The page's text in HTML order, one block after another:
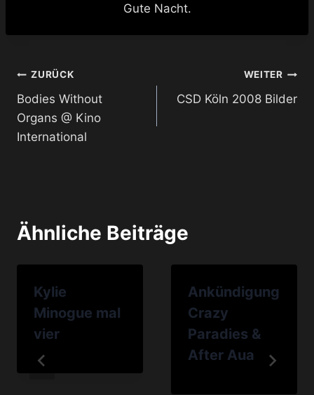
Gute Nacht.
Beitragsnavigation
ZURÜCK
Bodies Without
Organs @ Kino
International
WEITER
CSD Köln 2008 Bilder
Ähnliche Beiträge
Kylie
Minogue mal
vier
Ankündigung
Crazy
Paradies &
After Aua